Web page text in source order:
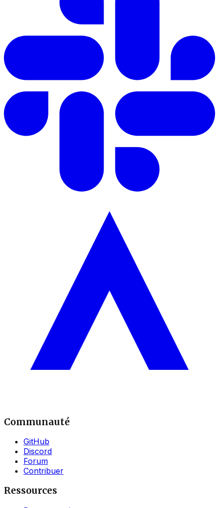
Communauté
GitHub
Discord
Forum
Contribuer
Ressources